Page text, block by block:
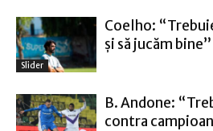
Slider
Coelho:
şi să jucăm bine”
B. Andone:
contra